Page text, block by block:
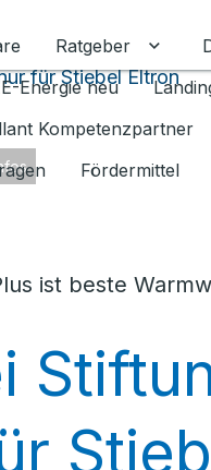
Ratgeber
Energie neu
Kompetenzpartner
Fördermittel
für Stiebel Eltron
ist beste